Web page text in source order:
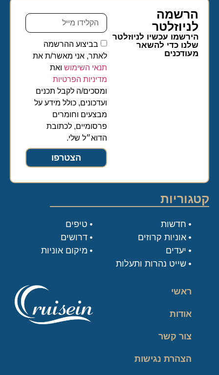
הרשמה
לניוזלטר​
הירשמו עכשיו לניוזלטר
שלנו כדי להשאר
מעודכנים
בביצוע ההרשמה
לאתר, אני מאשר/ת את
תנאי השימושואת
מדיניות הפרטיות
ומסכים/ה לקבל תכנים
ועדכונים, כולל מידע על
מבצעים וחומרים
פרסומיים, לכתובת
הדוא״ל שלי.
הצטרפו
ראשי
אודות
צור קשר
הצהרת נגישות
קטגוריות
טיפים
דרושים
מיקום אוניות
חדשות
אוניות קרוזים
יעדים
שייט נהרות ותעלות